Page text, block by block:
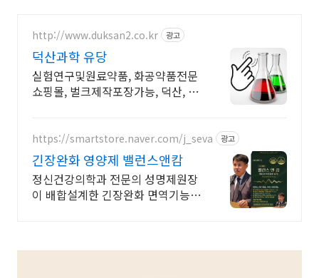
http://www.duksan2.co.kr 광고
덕산과학 유당
실험연구및원료약품, 화공약품전문
쇼핑몰, 벌크제작포장가능, 덕산, 대
https://smartstore.naver.com/j_seva 광고
긴장완화 영양제 밸런스앤캄
정신건강의학과 전문의 성명제원장
이 배합설계한 긴장완화 면역기능